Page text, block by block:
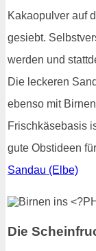
Kakaopulver auf
gesiebt.
werden und
Die leckeren
ebenso mit
Frischkäsebasis
gute Obstideen
Sandau (Elbe)
Die